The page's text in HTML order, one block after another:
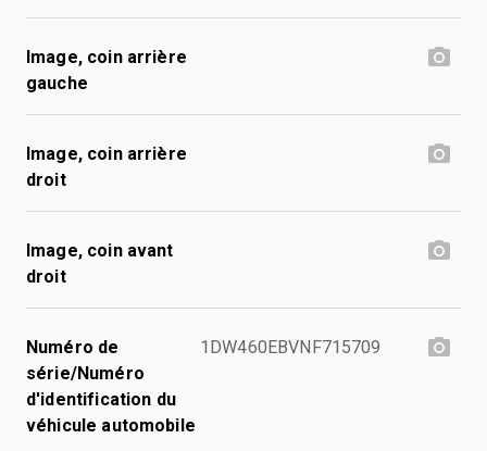
Image, coin arrière
gauche
Image, coin arrière
droit
Image, coin avant
droit
Numéro de
série/Numéro
d'identification du
véhicule automobile
1DW460EBVNF715709